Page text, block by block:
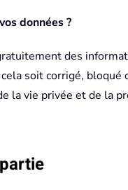
données ?
des
soit corrigé,
la vie privée et de la